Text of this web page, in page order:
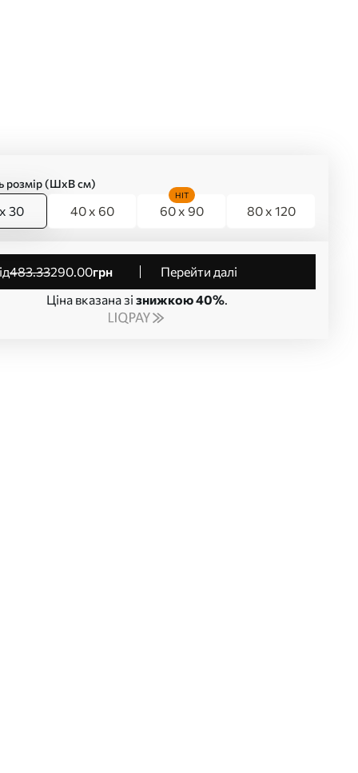
розмір (ШхВ см)
30 40 x 60 60 x 90
HIT
80 x 120
від483.33290.00грн
Перейти далі
Ціна вказана зі знижкою 40%.